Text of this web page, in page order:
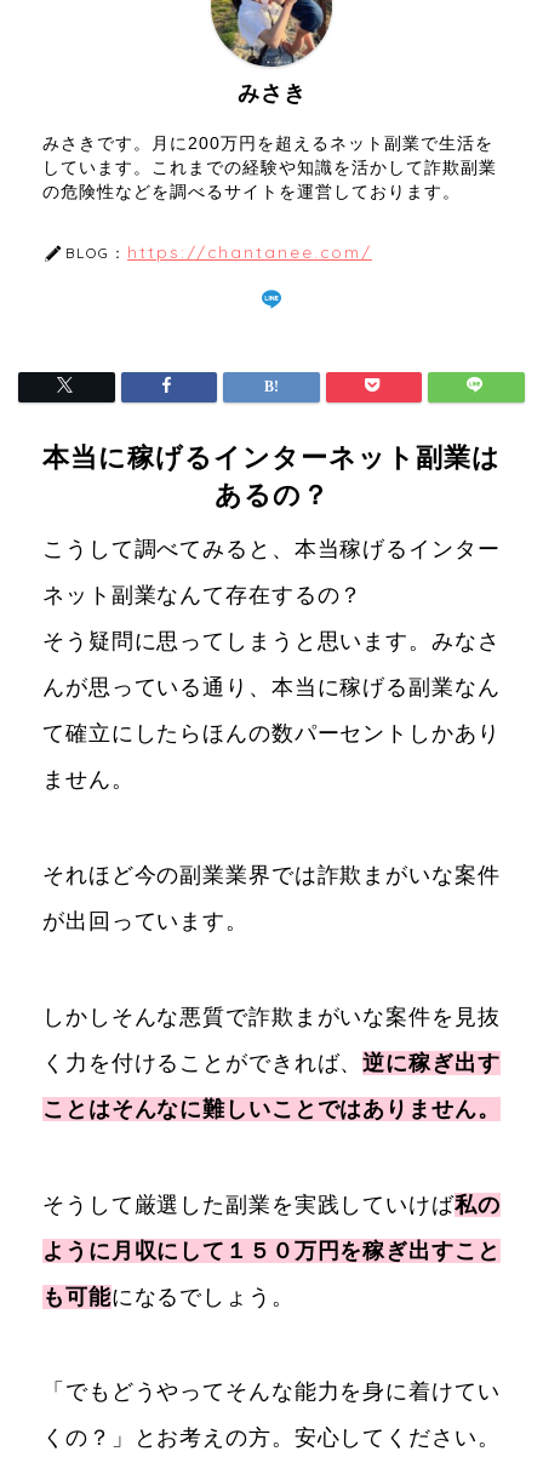
みさき
みさきです。月に200万円を超えるネット副業で生活を
しています。これまでの経験や知識を活かして詐欺副業
の危険性などを調べるサイトを運営しております。
BLOG： https://chantanee.com/
本当に稼げるインターネット副業は
あるの？
こうして調べてみると、本当稼げるインター
ネット副業なんて存在するの？
そう疑問に思ってしまうと思います。みなさ
んが思っている通り、本当に稼げる副業なん
て確立にしたらほんの数パーセントしかあり
ません。
それほど今の副業業界では詐欺まがいな案件
が出回っています。
しかしそんな悪質で詐欺まがいな案件を見抜
く力を付けることができれば、逆に稼ぎ出す
ことはそんなに難しいことではありません。
そうして厳選した副業を実践していけば私の
ように月収にして１５０万円を稼ぎ出すこと
も可能になるでしょう。
「でもどうやってそんな能力を身に着けてい
くの？」とお考えの方。安心してください。